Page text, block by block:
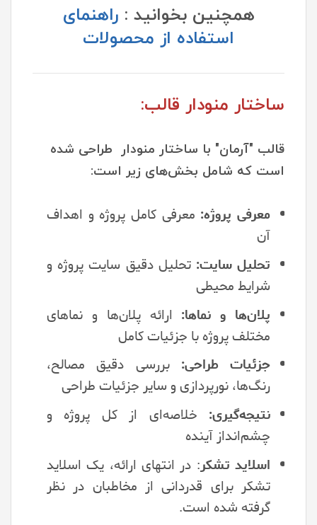
همچنین بخوانید :راهنمای
استفاده از محصولات
ساختار منودار قالب:
قالب "آرمان" با ساختار منودار طراحی شده
است که شامل بخش‌های زیر است:
معرفی پروژه: معرفی کامل پروژه و اهداف
آن
تحلیل سایت: تحلیل دقیق سایت پروژه و
شرایط محیطی
پلان‌ها و نماها: ارائه پلان‌ها و نماهای
مختلف پروژه با جزئیات کامل
جزئیات طراحی: بررسی دقیق مصالح،
رنگ‌ها، نورپردازی و سایر جزئیات طراحی
نتیجه‌گیری: خلاصه‌ای از کل پروژه و
چشم‌انداز آینده
اسلاید تشکر: در انتهای ارائه، یک اسلاید
تشکر برای قدردانی از مخاطبان در نظر
گرفته شده است.